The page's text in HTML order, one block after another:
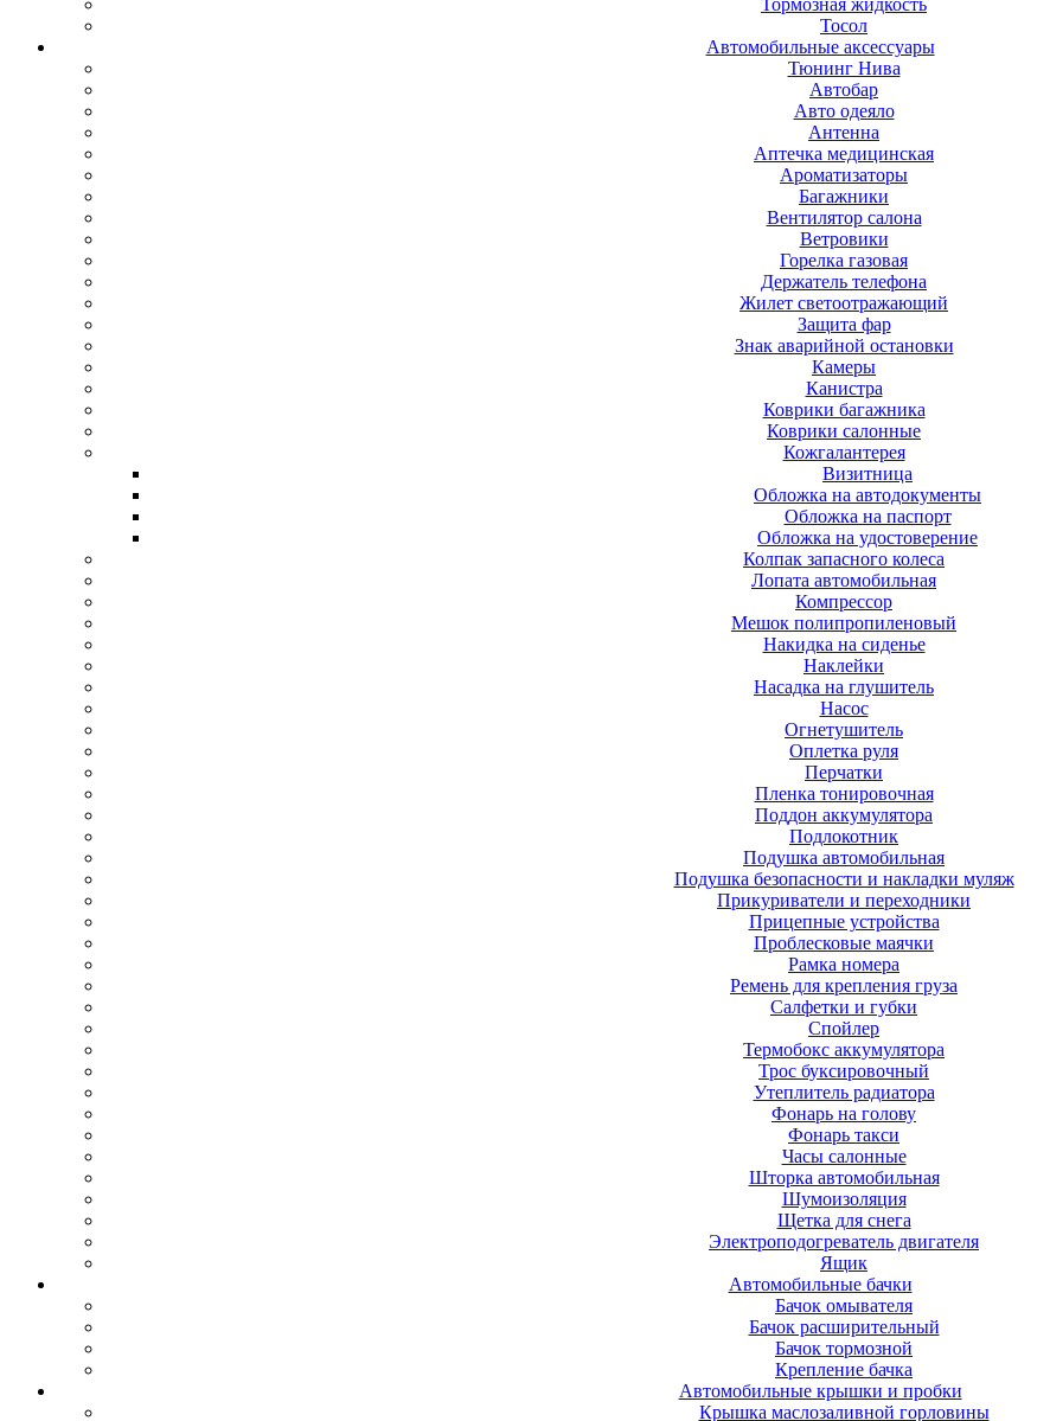
Тосол
Автомобильные аксессуары
Тюнинг Нива
Автобар
Авто одеяло
Антенна
Аптечка медицинская
Ароматизаторы
Багажники
Вентилятор салона
Ветровики
Горелка газовая
Держатель телефона
Жилет светоотражающий
Защита фар
Знак аварийной остановки
Камеры
Канистра
Коврики багажника
Коврики салонные
Кожгалантерея
Визитница
Обложка на автодокументы
Обложка на паспорт
Обложка на удостоверение
Колпак запасного колеса
Лопата автомобильная
Компрессор
Мешок полипропиленовый
Накидка на сиденье
Наклейки
Насадка на глушитель
Насос
Огнетушитель
Оплетка руля
Перчатки
Пленка тонировочная
Поддон аккумулятора
Подлокотник
Подушка автомобильная
Подушка безопасности и накладки муляж
Прикуриватели и переходники
Прицепные устройства
Проблесковые маячки
Рамка номера
Ремень для крепления груза
Салфетки и губки
Спойлер
Термобокс аккумулятора
Трос буксировочный
Утеплитель радиатора
Фонарь на голову
Фонарь такси
Часы салонные
Шторка автомобильная
Шумоизоляция
Щетка для снега
Электроподогреватель двигателя
Ящик
Автомобильные бачки
Бачок омывателя
Бачок расширительный
Бачок тормозной
Крепление бачка
Автомобильные крышки и пробки
Крышка маслозаливной горловины